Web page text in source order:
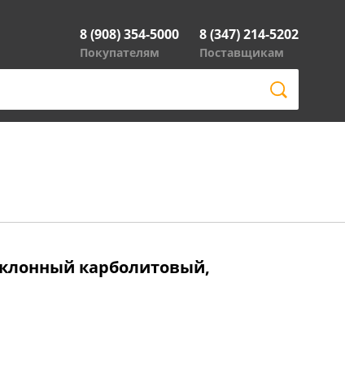
8 (908) 354-5000
Покупателям
8 (347) 214-5202
Поставщикам
карболитовый,